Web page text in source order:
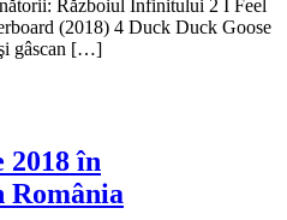
Războiul Infinitului 2 I Feel
(2018) 4 Duck Duck Goose
gâscan […]
în
România